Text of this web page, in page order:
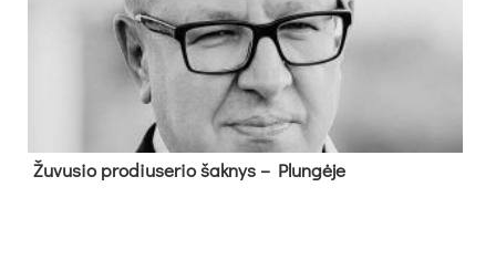
Žu­vu­sio pro­diu­se­rio šak­nys – Plun­gė­je